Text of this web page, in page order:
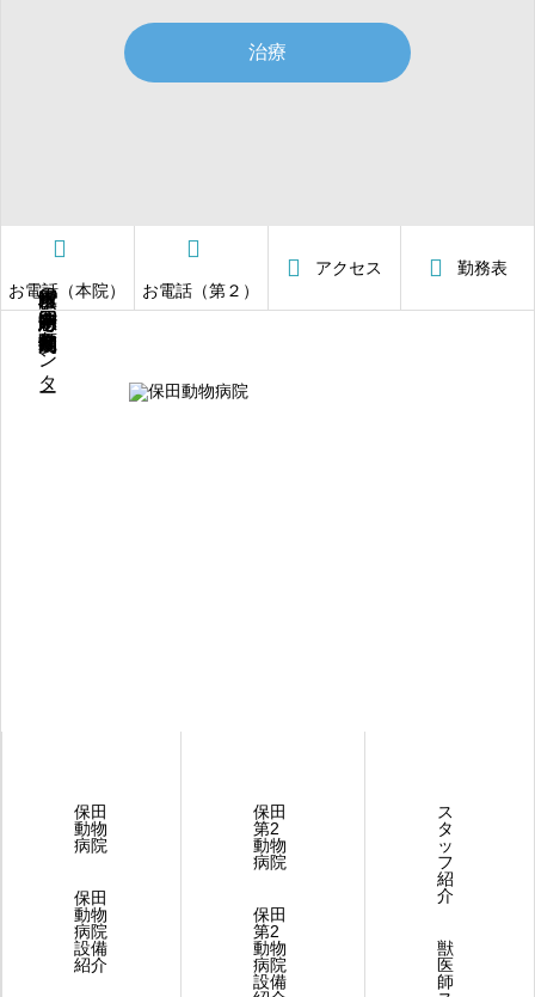
横浜市戸塚区の二十四時間急患対応の動物病院・高度画像センター
治療
お電話（本院） お電話（第２）
アクセス 勤務表
保田
動物
病院
保田
動物
病院
設備
紹介
保田
第2
動物
病院
保田
第2
動物
病院
設備
ス
タ
ッ
フ
紹
介
獣
医
師